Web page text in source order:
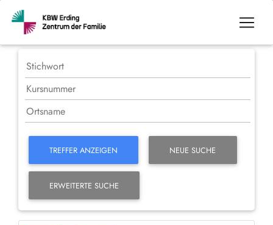
TREFFER ANZEIGEN NEUE SUCHE
ERWEITERTE SUCHE